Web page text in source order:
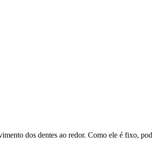
dos dentes ao redor. Como ele é fixo,